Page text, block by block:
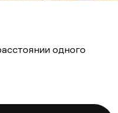
одного